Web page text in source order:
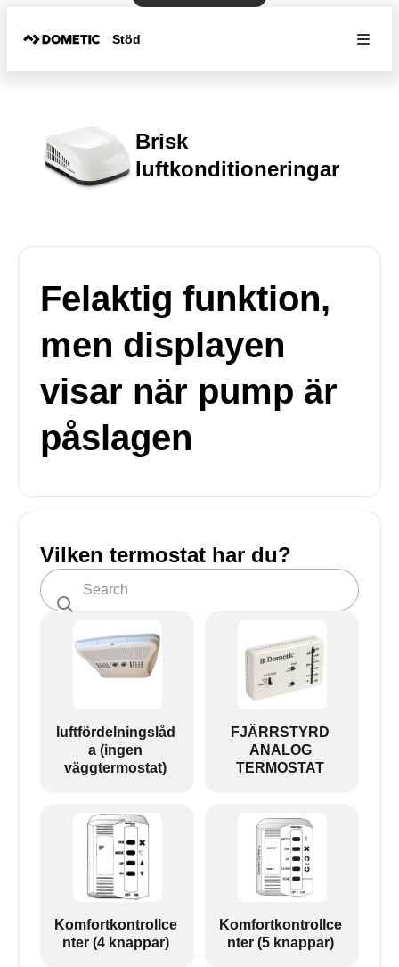
Stöd
Brisk
luftkonditioneringar
Felaktig funktion,
men displayen
visar när pump är
påslagen
Vilken termostat har du?
luftfördelningslåd
a (ingen
väggtermostat)
FJÄRRSTYRD
ANALOG
TERMOSTAT
Komfortkontrollce
nter (4 knappar)
Komfortkontrollce
nter (5 knappar)